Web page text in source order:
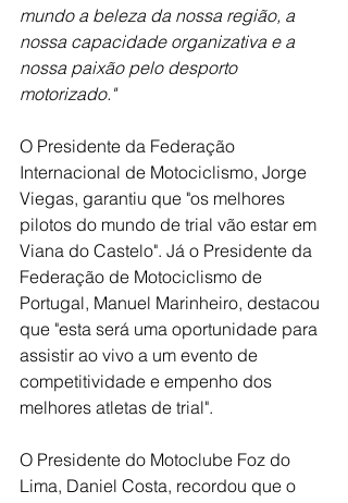
mundo a beleza da nossa região, a
nossa capacidade organizativa e a
nossa paixão pelo desporto
motorizado."
O Presidente da Federação
Internacional de Motociclismo, Jorge
Viegas, garantiu que "os melhores
pilotos do mundo de trial vão estar em
Viana do Castelo". Já o Presidente da
Federação de Motociclismo de
Portugal, Manuel Marinheiro, destacou
que "esta será uma oportunidade para
assistir ao vivo a um evento de
competitividade e empenho dos
melhores atletas de trial".
O Presidente do Motoclube Foz do
Lima, Daniel Costa, recordou que o